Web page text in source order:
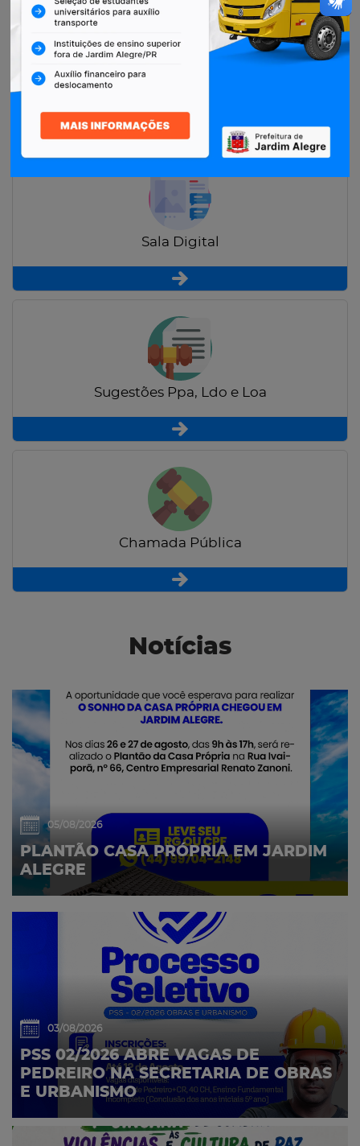
Restituição de Contribuintes
Sala Digital
Sugestões Ppa, Ldo e Loa
Chamada Pública
Notícias
05/08/2026
PLANTÃO CASA PRÓPRIA EM JARDIM
ALEGRE
03/08/2026
PSS 02/2026 ABRE VAGAS DE
PEDREIRO NA SECRETARIA DE OBRAS
E URBANISMO